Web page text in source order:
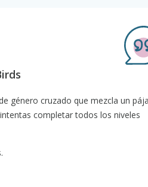
género cruzado que mezcla un
completar todos los niveles